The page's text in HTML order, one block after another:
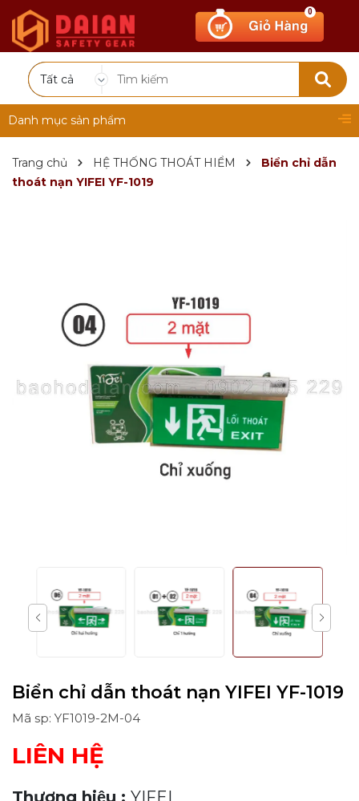
Tất cả
0
Danh mục sản phẩm
Trang chủ HỆ THỐNG THOÁT HIỂM
Biển chỉ dẫn
thoát nạn YIFEI YF-1019
Biển chỉ dẫn thoát nạn YIFEI YF-1019
Mã sp: YF1019-2M-04
LIÊN HỆ
Thương hiệu : YIFEI